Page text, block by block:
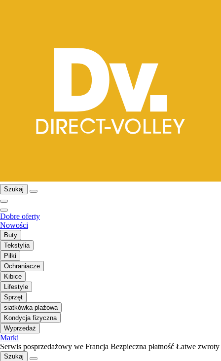
Szukaj
Dobre oferty
Nowości
Buty
Tekstylia
Piłki
Ochraniacze
Kibice
Lifestyle
Sprzęt
siatkówka plażowa
Kondycja fizyczna
Wyprzedaż
Marki
Serwis posprzedażowy we Francja Bezpieczna płatność Łatwe zwroty
Szukaj